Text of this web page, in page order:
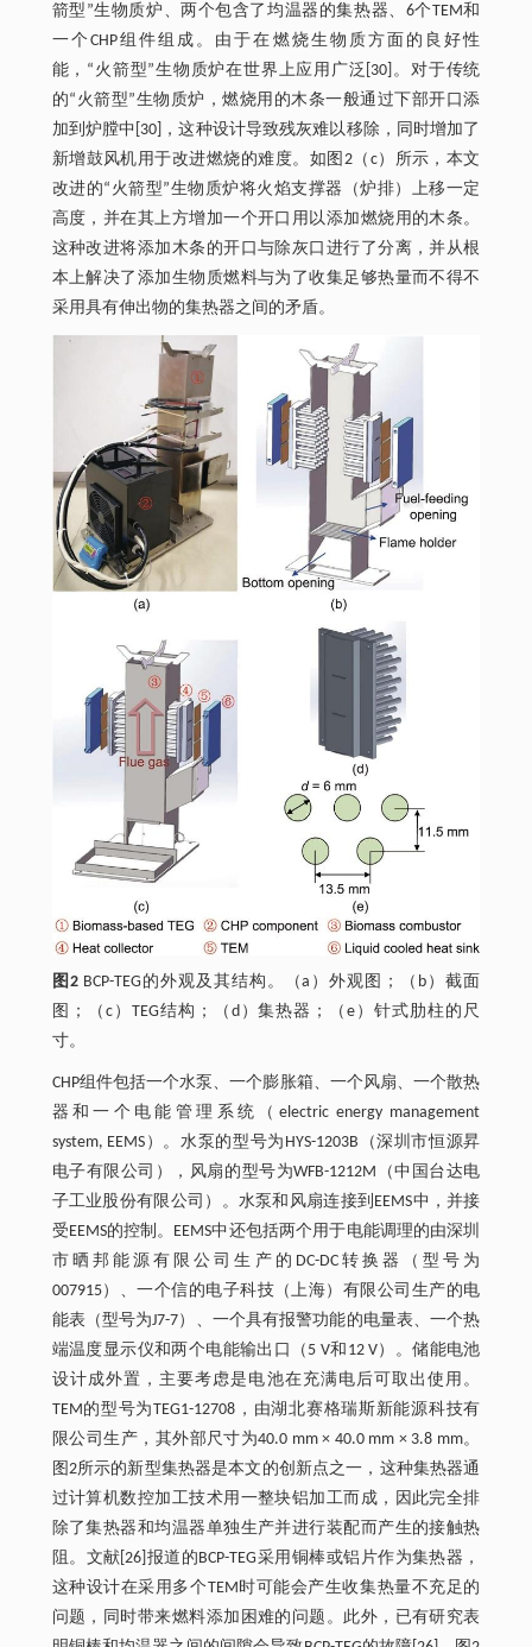
箭型”生物质炉、两个包含了均温器的集热器、6个TEM和
一个CHP组件组成。由于在燃烧生物质方面的良好性
能，“火箭型”生物质炉在世界上应用广泛[30]。对于传统
的“火箭型”生物质炉，燃烧用的木条一般通过下部开口添
加到炉膛中[30]，这种设计导致残灰难以移除，同时增加了
新增鼓风机用于改进燃烧的难度。如图2（c）所示，本文
改进的“火箭型”生物质炉将火焰支撑器（炉排）上移一定
高度，并在其上方增加一个开口用以添加燃烧用的木条。
这种改进将添加木条的开口与除灰口进行了分离，并从根
本上解决了添加生物质燃料与为了收集足够热量而不得不
采用具有伸出物的集热器之间的矛盾。
图2BCP-TEG的外观及其结构。（a）外观图；（b）截面
图；（c）TEG结构；（d）集热器；（e）针式肋柱的尺
寸。
CHP组件包括一个水泵、一个膨胀箱、一个风扇、一个散热
器和一个电能管理系统（electric energy management
system, EEMS）。水泵的型号为HYS-1203B（深圳市恒源昇
电子有限公司），风扇的型号为WFB-1212M（中国台达电
子工业股份有限公司）。水泵和风扇连接到EEMS中，并接
受EEMS的控制。EEMS中还包括两个用于电能调理的由深圳
市晒邦能源有限公司生产的DC-DC转换器（型号为
007915）、一个信的电子科技（上海）有限公司生产的电
能表（型号为J7-7）、一个具有报警功能的电量表、一个热
端温度显示仪和两个电能输出口（5 V和12 V）。储能电池
设计成外置，主要考虑是电池在充满电后可取出使用。
TEM的型号为TEG1-12708，由湖北赛格瑞斯新能源科技有
限公司生产，其外部尺寸为40.0 mm × 40.0 mm × 3.8 mm。
图2所示的新型集热器是本文的创新点之一，这种集热器通
过计算机数控加工技术用一整块铝加工而成，因此完全排
除了集热器和均温器单独生产并进行装配而产生的接触热
阻。文献[26]报道的BCP-TEG采用铜棒或铝片作为集热器，
这种设计在采用多个TEM时可能会产生收集热量不充足的
问题，同时带来燃料添加困难的问题。此外，已有研究表